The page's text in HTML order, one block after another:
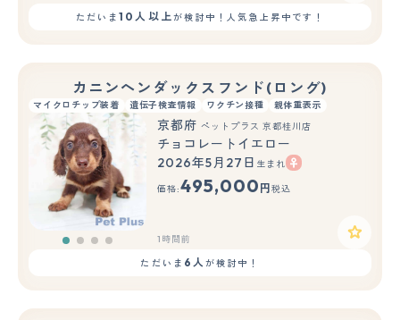
ただいま10人以上が検討中！人気急上昇中です！
カニンヘンダックスフンド(ロング)
マイクロチップ装着 遺伝子検査情報 ワクチン接種 親体重表示
京都府 ペットプラス 京都桂川店
チョコレートイエロー
2026年5月27日 生まれ
価格:495,000 円 税込
1時間前
ただいま 6人が検討中！